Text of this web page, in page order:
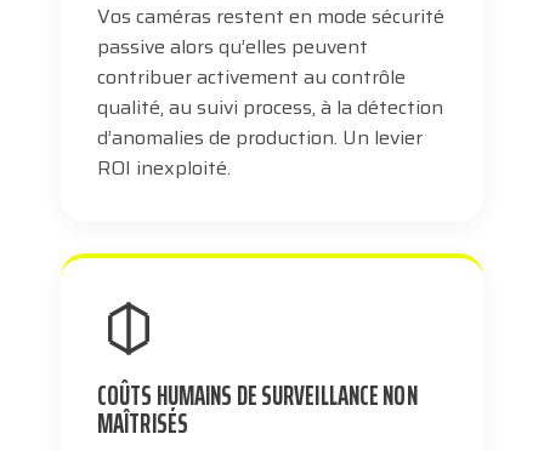
Vos caméras restent en mode sécurité
passive alors qu’elles peuvent
contribuer activement au contrôle
qualité, au suivi process, à la détection
d’anomalies de production. Un levier
ROI inexploité.
COÛTS HUMAINS DE SURVEILLANCE NON
MAÎTRISÉS